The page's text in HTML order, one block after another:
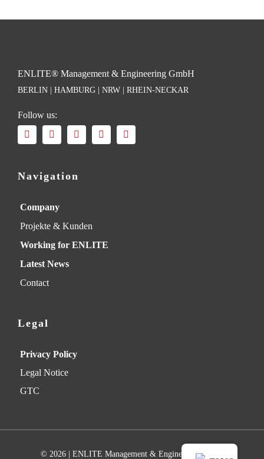
ENLITE® Management & Engineering GmbH
BERLIN | HAMBURG | NRW | RHEIN-NECKAR
Follow us:
Navigation
Company
Projekte & Kunden
Working for ENLITE
Latest News
Contact
Legal
Privacy Policy
Legal Notice
GTC
© 2026 | ENLITE Management & Engineering GmbH